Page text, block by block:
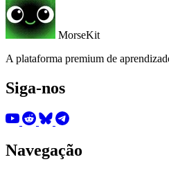
MorseKit
A plataforma premium de
Siga-nos
Navegação